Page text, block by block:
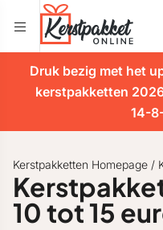
Druk bezig met het
kerstpakketten
14-
Kerstpakketten Homepage /
10 tot 15